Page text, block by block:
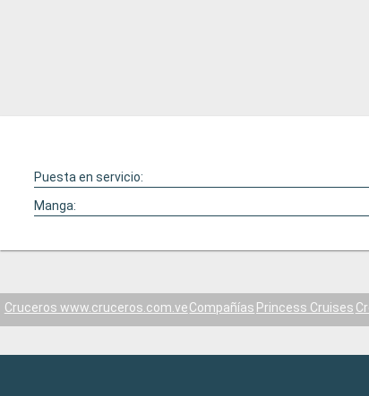
Puesta en servicio:
Manga:
Cruceros www.cruceros.com.veCompañías Princess Cruises